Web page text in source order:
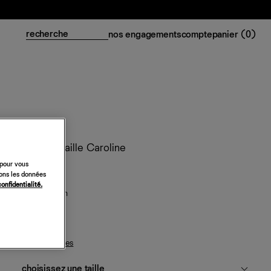
nos engagementscomptepanier (0)
Robe en maille Caroline
158 €
pomme de pin
guide des tailles
vous
les données